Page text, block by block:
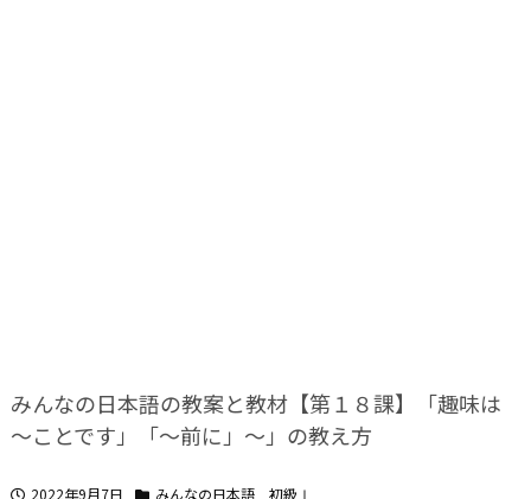
みんなの日本語の教案と教材【第１８課】「趣味は
～ことです」「～前に」～」の教え方
2022年9月7日 みんなの日本語 初級Ⅰ